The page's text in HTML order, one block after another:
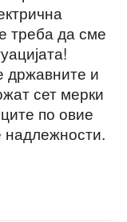
треба да сме
државните и
сет мерки
по овие
надлежности.